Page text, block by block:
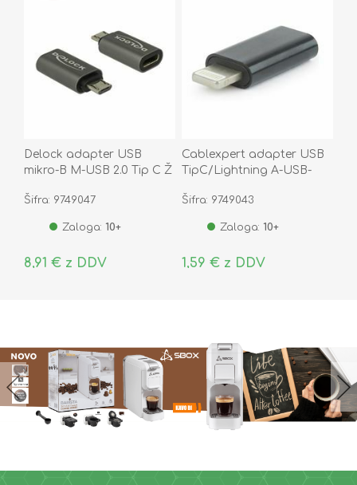
Delock adapter USB
mikro-B M-USB 2.0 Tip C Ž
Šifra: 9749047
Zaloga: 10+
8,91 € z DDV
Cablexpert adapter USB
TipC/Lightning A-USB-
Šifra: 9749043
Zaloga: 10+
1,59 € z DDV